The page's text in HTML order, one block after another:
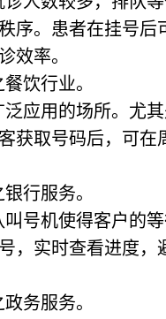
序。患者在挂号
效率。
餐饮行业。
应用的场所。尤
获取号码后，可
银行服务。
号机使得客户的
，实时查看进度
政务服务。